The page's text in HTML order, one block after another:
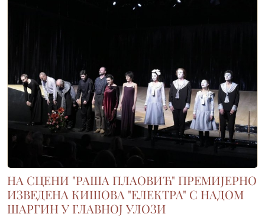
НА СЦЕНИ "РАША ПЛАОВИЋ" ПРЕМИЈЕРНО
ИЗВЕДЕНА КИШОВА "ЕЛЕКТРА" С НАДОМ
ШАРГИН У ГЛАВНОЈ УЛОЗИ